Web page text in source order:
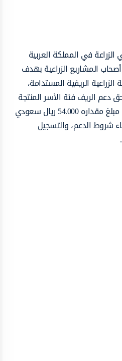
الزراعة في المملكة العربية
المشاريع الزراعية بهدف
الريفية المستدامة،
الريف فئة الأسر المنتجة
التي قد يصل الدعم لها إلى مبلغ مقداره 54.000 ريال سعودي
شروط الدعم، والتسجيل